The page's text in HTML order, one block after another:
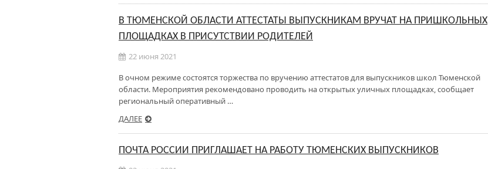
В ТЮМЕНСКОЙ ОБЛАСТИ АТТЕСТАТЫ ВЫПУСКНИКАМ ВРУЧАТ НА ПРИШКОЛЬНЫХ
ПЛОЩАДКАХ В ПРИСУТСТВИИ РОДИТЕЛЕЙ
22 июня 2021
В очном режиме состоятся торжества по вручению аттестатов для выпускников школ Тюменской
области. Мероприятия рекомендовано проводить на открытых уличных площадках, сообщает
региональный оперативный …
ДАЛЕЕ
ПОЧТА РОССИИ ПРИГЛАШАЕТ НА РАБОТУ ТЮМЕНСКИХ ВЫПУСКНИКОВ